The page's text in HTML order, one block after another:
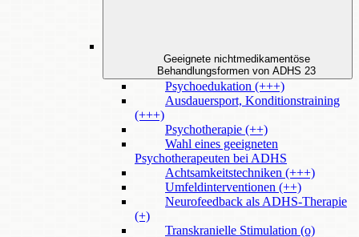
Geeignete nichtmedikamentöse
Behandlungsformen von ADHS 23
Psychoedukation (+++)
Ausdauersport, Konditionstraining
(+++)
Psychotherapie (++)
Wahl eines geeigneten
Psychotherapeuten bei ADHS
Achtsamkeitstechniken (+++)
Umfeldinterventionen (++)
Neurofeedback als ADHS-Therapie
(+)
Transkranielle Stimulation (o)